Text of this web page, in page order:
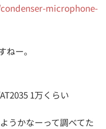
microphone-
ー。
1万くらい
うかなーって調べてた